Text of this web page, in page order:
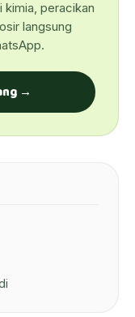
kimia, peracikan
langsung
→